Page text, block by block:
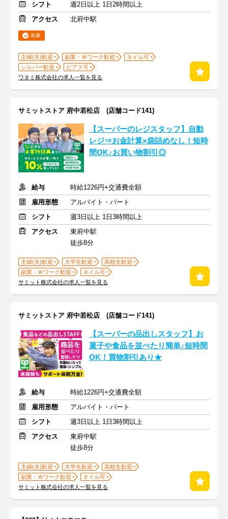
シフト
週2日以上 1日2時間以上
アクセス
北府中駅
急募
主婦(夫)歓迎 副業・Ｗワーク歓迎
ネイル可
シルバー歓迎
ピアス可
ワタミ株式会社の求人一覧を見る
サミットストア 府中若松店 (店舗コード141)
【スーパーのレジスタッフ】自動
レジ⇒お金計算×袋詰めなし！短時
間OK♪お買い物割引◎
給与
時給1226円+交通費全額
雇用形態
アルバイト・パート
シフト
週3日以上 1日3時間以上
アクセス
東府中駅
徒歩8分
主婦(夫)歓迎 大学生歓迎
高校生歓迎
副業・Ｗワーク歓迎
ネイル可
サミット株式会社の求人一覧を見る
サミットストア 府中若松店 (店舗コード141)
【スーパーの品出しスタッフ】お
菓子や食品を並べたり簡単♪短時間
OK！買物割引あり★
給与
時給1226円+交通費全額
雇用形態
アルバイト・パート
シフト
週3日以上 1日3時間以上
アクセス
東府中駅
徒歩8分
主婦(夫)歓迎 大学生歓迎
高校生歓迎
副業・Ｗワーク歓迎
ネイル可
サミット株式会社の求人一覧を見る